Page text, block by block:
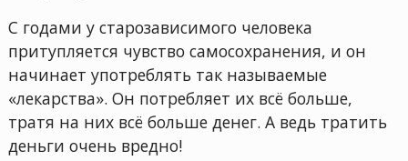
С годами у старозависимого человека
притупляется чувство самосохранения, и он
начинает употреблять так называемые
«лекарства». Он потребляет их всё больше,
тратя на них всё больше денег. А ведь тратить
деньги очень вредно!